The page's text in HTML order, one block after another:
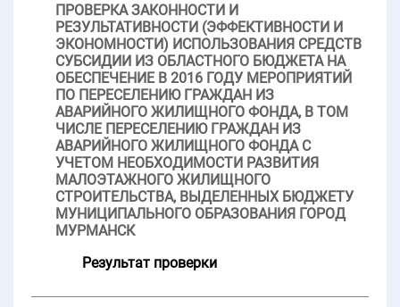
ПРОВЕРКА ЗАКОННОСТИ И
РЕЗУЛЬТАТИВНОСТИ (ЭФФЕКТИВНОСТИ И
ЭКОНОМНОСТИ) ИСПОЛЬЗОВАНИЯ СРЕДСТВ
СУБСИДИИ ИЗ ОБЛАСТНОГО БЮДЖЕТА НА
ОБЕСПЕЧЕНИЕ В 2016 ГОДУ МЕРОПРИЯТИЙ
ПО ПЕРЕСЕЛЕНИЮ ГРАЖДАН ИЗ
АВАРИЙНОГО ЖИЛИЩНОГО ФОНДА, В ТОМ
ЧИСЛЕ ПЕРЕСЕЛЕНИЮ ГРАЖДАН ИЗ
АВАРИЙНОГО ЖИЛИЩНОГО ФОНДА С
УЧЕТОМ НЕОБХОДИМОСТИ РАЗВИТИЯ
МАЛОЭТАЖНОГО ЖИЛИЩНОГО
СТРОИТЕЛЬСТВА, ВЫДЕЛЕННЫХ БЮДЖЕТУ
МУНИЦИПАЛЬНОГО ОБРАЗОВАНИЯ ГОРОД
МУРМАНСК
Результат проверки